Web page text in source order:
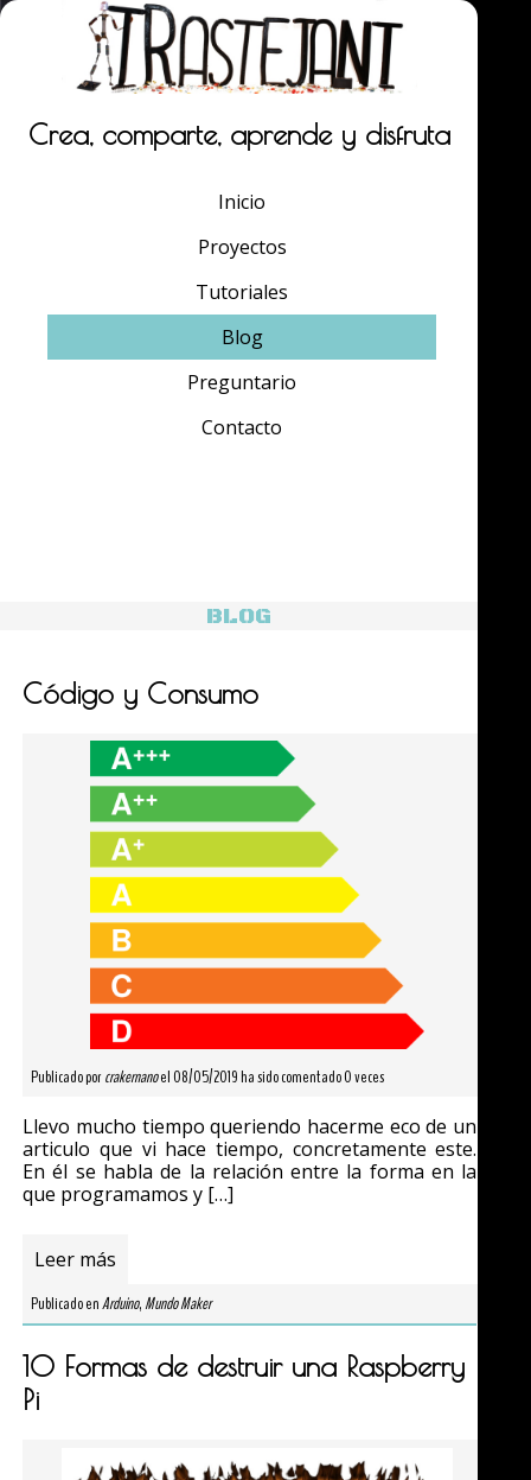
Crea, comparte, aprende y disfruta
Inicio
Proyectos
Tutoriales
Blog
Preguntario
Contacto
BLOG
Código y Consumo
Publicado porcrakernanoel 08/05/2019 ha sido comentado 0 veces
Llevo mucho tiempo queriendo hacerme eco de un
articulo que vi hace tiempo, concretamente este.
En él se habla de la relación entre la forma en la
que programamos y […]
Leer más
Publicado enArduino, Mundo Maker
10 Formas de destruir una Raspberry
Pi